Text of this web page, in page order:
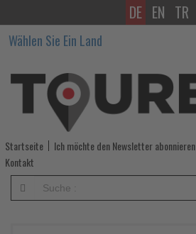
TUI
Cruises
baut
Präsenz
im
Hamburger
Hafen
DE EN TR
Wählen Sie Ein Land
Startseite Ich möchte den Newsletter abonnieren
Kontakt